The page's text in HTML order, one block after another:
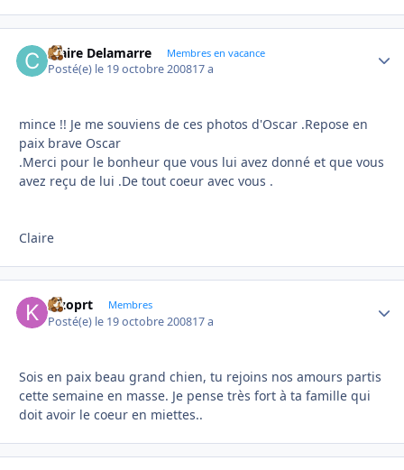
Claire Delamarre Membres en vacance
Posté(e) le 19 octobre 200817 a
mince !! Je me souviens de ces photos d'Oscar .Repose en
paix brave Oscar
.Merci pour le bonheur que vous lui avez donné et que vous
avez reçu de lui .De tout coeur avec vous .
Claire
kizoprt Membres
Posté(e) le 19 octobre 200817 a
Sois en paix beau grand chien, tu rejoins nos amours partis
cette semaine en masse. Je pense très fort à ta famille qui
doit avoir le coeur en miettes..